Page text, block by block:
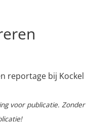
reportage bij Kockel
voor publicatie. Zonder